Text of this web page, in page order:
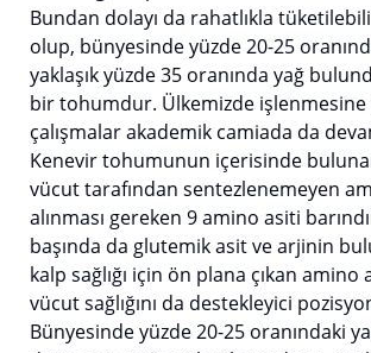
Bundan dolayı da rahatlıkla
olup, bünyesinde yüzde 20-25
yaklaşık yüzde 35 oranında yağ
bir tohumdur. Ülkemizde işlenmesine
çalışmalar akademik camiada da
Kenevir tohumunun içerisinde
vücut tarafından sentezlenemeyen
alınması gereken 9 amino asiti
başında da glutemik asit ve arjinin
kalp sağlığı için ön plana çıkan
vücut sağlığını da destekleyici
Bünyesinde yüzde 20-25 oranındaki